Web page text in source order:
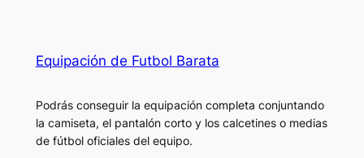
Equipación de Futbol Barata
Podrás conseguir la equipación completa conjuntando
la camiseta, el pantalón corto y los calcetines o medias
de fútbol oficiales del equipo.